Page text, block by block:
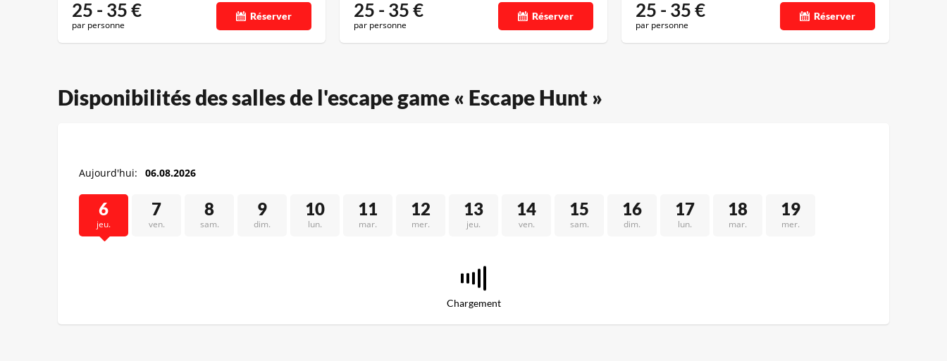
25 - 35€
par personne
Réserver 25 - 35€
par personne
Réserver 25 - 35€
par personne
Réserver
Disponibilités des salles de l'escape game « Escape Hunt »
Aujourd'hui: 06.08.2026
6
jeu.
7
ven.
8
sam.
9
dim.
10
lun.
11
mar.
12
mer.
13
jeu.
14
ven.
15
sam.
16
dim.
17
lun.
18
mar.
19
mer.
Chargement